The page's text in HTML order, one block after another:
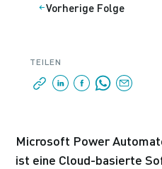
Vorherige Folge
TEILEN
Microsoft Power
ist eine Cloud-basierte